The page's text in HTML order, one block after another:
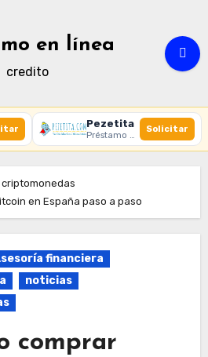
en línea
credito
Pezetita
Préstamo online · Aprobación rápida
Solicitar
en España paso a paso
financiera
noticias
comprar